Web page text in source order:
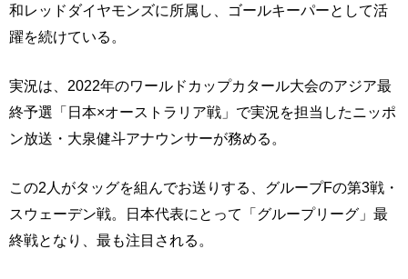
和レッドダイヤモンズに所属し、ゴールキーパーとして活
躍を続けている。
実況は、2022年のワールドカップカタール大会のアジア最
終予選「日本×オーストラリア戦」で実況を担当したニッポ
ン放送・大泉健斗アナウンサーが務める。
この2人がタッグを組んでお送りする、グループFの第3戦・
スウェーデン戦。日本代表にとって「グループリーグ」最
終戦となり、最も注目される。